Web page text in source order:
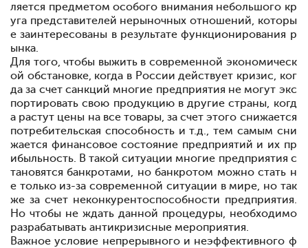
ляется предметом особого внимания небольшого кр
уга представителей нерыночных отношений, которы
е заинтересованы в результате функционирования р
ынка.
Для того, чтобы выжить в современной экономическ
ой обстановке, когда в России действует кризис, ког
да за счет санкций многие предприятия не могут экс
портировать свою продукцию в другие страны, когд
а растут цены на все товары, за счет этого снижается
потребительская способность и т.д., тем самым сни
жается финансовое состояние предприятий и их пр
ибыльность. В такой ситуации многие предприятия с
тановятся банкротами, но банкротом можно стать н
е только из-за современной ситуации в мире, но так
же за счет неконкурентоспособности предприятия.
Но чтобы не ждать данной процедуры, необходимо
разрабатывать антикризисные мероприятия.
Важное условие непрерывного и неэффективного ф